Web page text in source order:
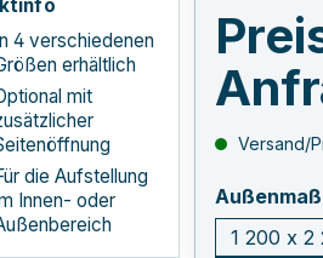
4 verschiedenen
erhältlich
mit
die Aufstellung
Innen- oder
Versand/
1 200 x 2